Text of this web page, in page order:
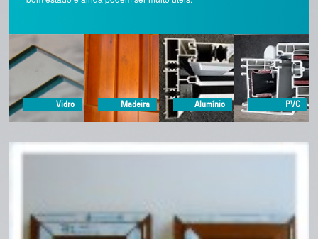
Vidro Madeira Alumínio PVC